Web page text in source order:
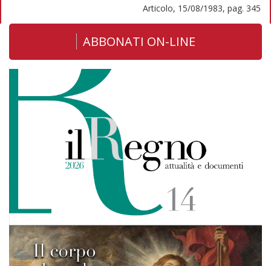
Articolo, 15/08/1983, pag. 345
ABBONATI ON-LINE